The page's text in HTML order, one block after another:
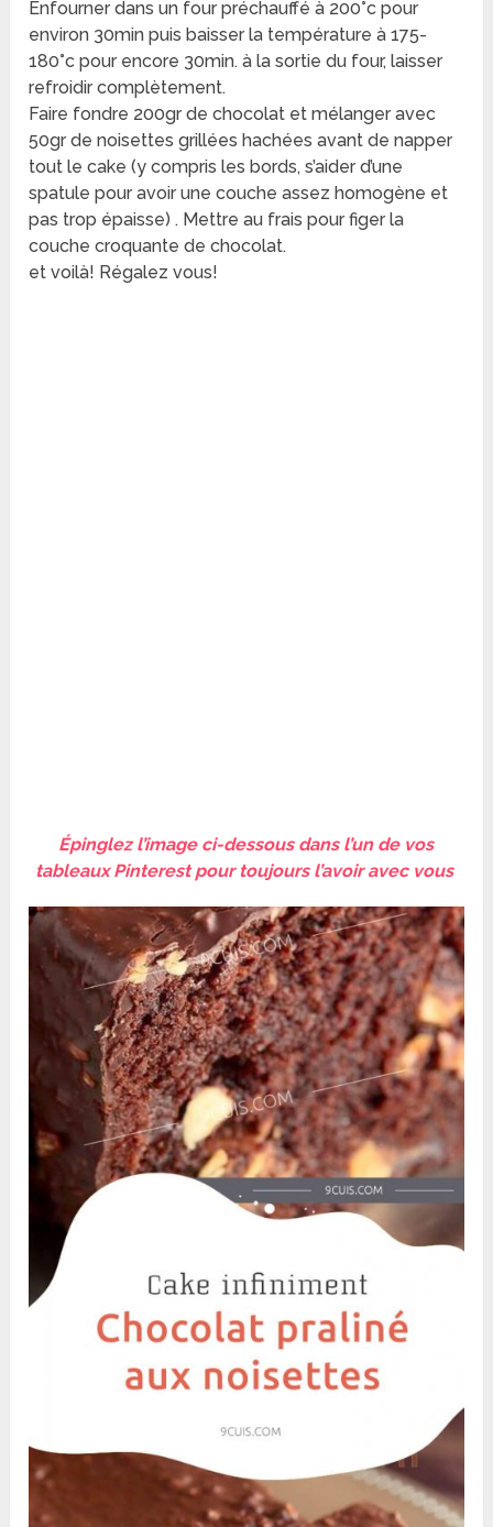
Enfourner dans un four préchauffé à 200°c pour
environ 30min puis baisser la température à 175-
180°c pour encore 30min. à la sortie du four, laisser
refroidir complètement.
Faire fondre 200gr de chocolat et mélanger avec
50gr de noisettes grillées hachées avant de napper
tout le cake (y compris les bords, s’aider d’une
spatule pour avoir une couche assez homogène et
pas trop épaisse) . Mettre au frais pour figer la
couche croquante de chocolat.
et voilà! Régalez vous!
Épinglez l’image ci-dessous dans l’un de vos
tableaux Pinterest pour toujours l’avoir avec vous